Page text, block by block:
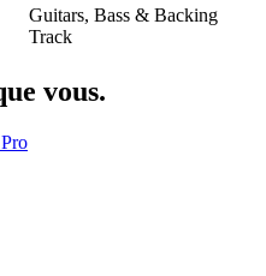
Guitars, Bass & Backing
Track
vous.